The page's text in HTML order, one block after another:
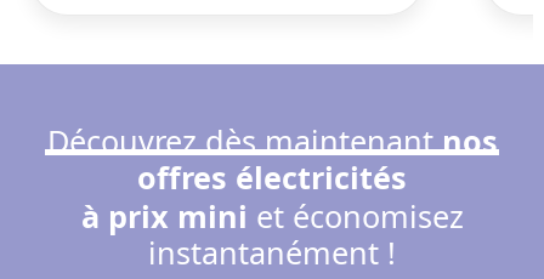
Découvrez dès maintenantnos
offres électricités
à prix mini et économisez
instantanément !